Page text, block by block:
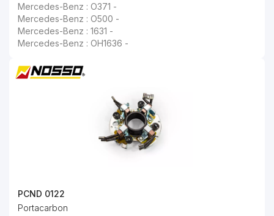
Mercedes-Benz : O371 -
Mercedes-Benz : O500 -
Mercedes-Benz : 1631 -
Mercedes-Benz : OH1636 -
PCND 0122
Portacarbon